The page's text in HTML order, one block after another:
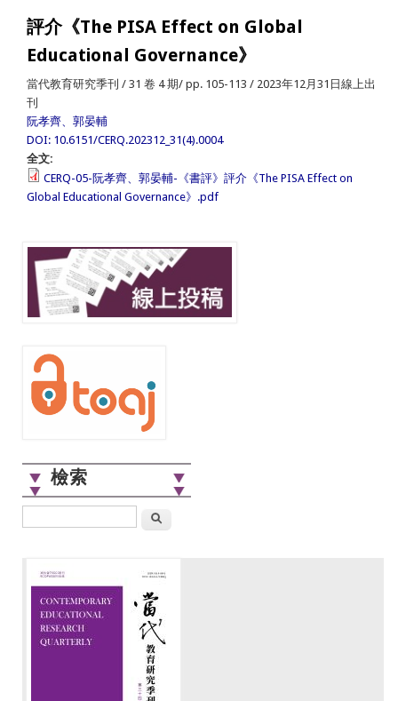
評介《The PISA Effect on Global
Educational Governance》
當代教育研究季刊 / 31 卷 4 期/ pp. 105-113 / 2023年12月31日線上出
刊
阮孝齊、郭晏輔
DOI: 10.6151/CERQ.202312_31(4).0004
全文:
CERQ-05-阮孝齊、郭晏輔-《書評》評介《The PISA Effect on
Global Educational Governance》.pdf
檢索
搜尋